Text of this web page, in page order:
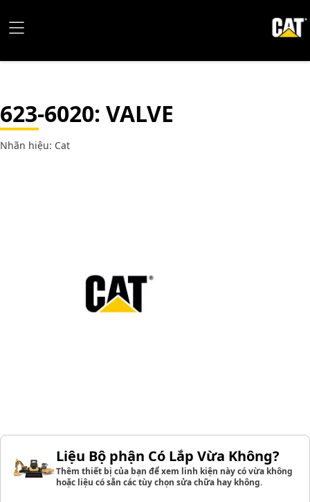
623-6020: VALVE
Nhãn hiệu: Cat
Liệu Bộ phận Có Lắp Vừa Không?
Thêm thiết bị của bạn để xem linh kiện này có vừa không
hoặc liệu có sẵn các tùy chọn sửa chữa hay không.